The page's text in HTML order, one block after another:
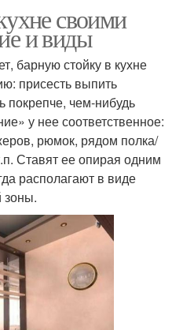
своими
и виды
барную стойку в кухне
присесть выпить
покрепче, чем-нибудь
у нее соответственное:
рюмок, рядом полка/
Ставят ее опирая одним
располагают в виде
зоны.